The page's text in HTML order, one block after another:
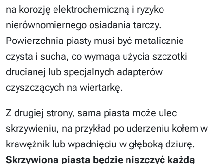
na korozję elektrochemiczną i ryzyko
nierównomiernego osiadania tarczy.
Powierzchnia piasty musi być metalicznie
czysta i sucha, co wymaga użycia szczotki
drucianej lub specjalnych adapterów
czyszczących na wiertarkę.
Z drugiej strony, sama piasta może ulec
skrzywieniu, na przykład po uderzeniu kołem w
krawężnik lub wpadnięciu w głęboką dziurę.
Skrzywiona piasta będzie niszczyć każdą